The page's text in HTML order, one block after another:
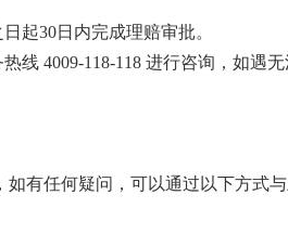
起30日内完成理赔审批。
线 4009-118-118 进行咨询，如遇
有任何疑问，可以通过以下方式